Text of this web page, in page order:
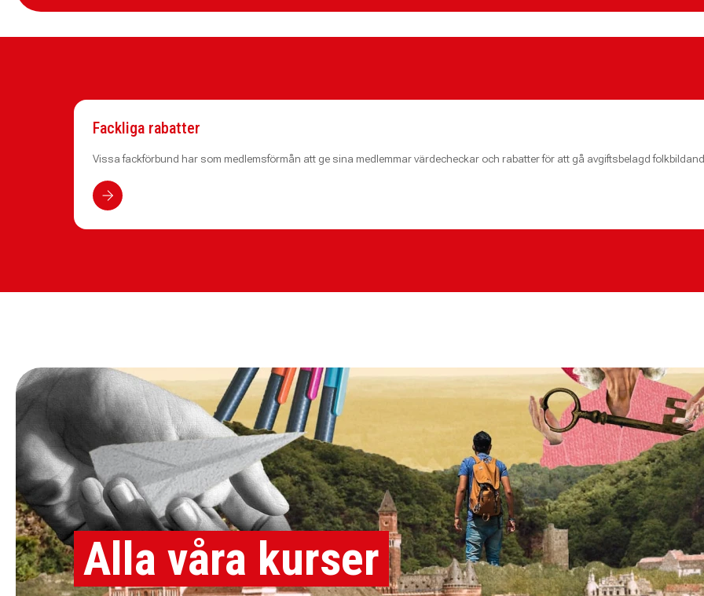
Fackliga rabatter
Vissa fackförbund har som medlemsförmån att ge sina medlemmar värdecheckar och rabatter för att gå avgiftsbelagd
Alla våra kurser